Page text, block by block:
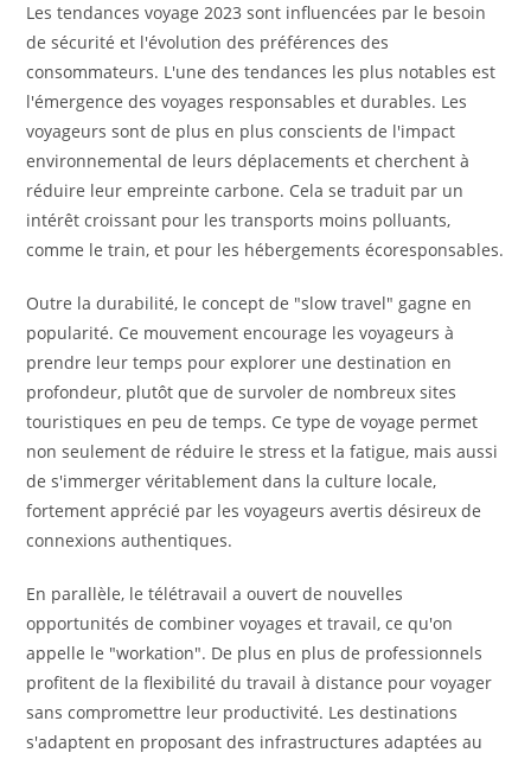
Les tendances voyage 2023 sont influencées par le besoin
de sécurité et l'évolution des préférences des
consommateurs. L'une des tendances les plus notables est
l'émergence des voyages responsables et durables. Les
voyageurs sont de plus en plus conscients de l'impact
environnemental de leurs déplacements et cherchent à
réduire leur empreinte carbone. Cela se traduit par un
intérêt croissant pour les transports moins polluants,
comme le train, et pour les hébergements écoresponsables.
Outre la durabilité, le concept de "slow travel" gagne en
popularité. Ce mouvement encourage les voyageurs à
prendre leur temps pour explorer une destination en
profondeur, plutôt que de survoler de nombreux sites
touristiques en peu de temps. Ce type de voyage permet
non seulement de réduire le stress et la fatigue, mais aussi
de s'immerger véritablement dans la culture locale,
fortement apprécié par les voyageurs avertis désireux de
connexions authentiques.
En parallèle, le télétravail a ouvert de nouvelles
opportunités de combiner voyages et travail, ce qu'on
appelle le "workation". De plus en plus de professionnels
profitent de la flexibilité du travail à distance pour voyager
sans compromettre leur productivité. Les destinations
s'adaptent en proposant des infrastructures adaptées au